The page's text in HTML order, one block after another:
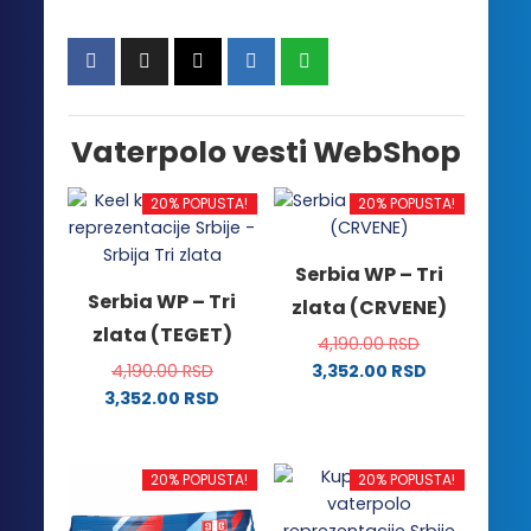
Vaterpolo vesti WebShop
20% POPUSTA!
Serbia WP – Tri
zlata (TEGET)
4,190.00RSD
3,352.00 RSD
ima
20% POPUSTA!
Serbia WP – Tri
zlata (CRVENE)
4,190.00RSD
3,352.00 RSD
više
varijanti.
20% POPUSTA! 20% POPUSTA!